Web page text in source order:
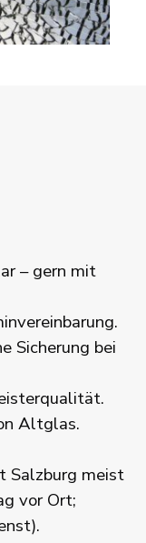
– gern mit
Sicherung bei
Altglas.
Salzburg meist
vor Ort;